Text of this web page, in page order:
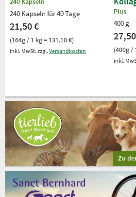
240 Kapseln für 40 Tage
21,50 €
(164g / 1 kg = 131,10 €)
inkl. MwSt. zzgl. Versandkosten
Plus
400 g
(400g /
inkl.
Zu